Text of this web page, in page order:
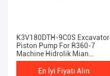
K3V180DTH-9C0S Excavator
Piston Pump For R360-7
Machine Hidrolik Mian
Pompası
En İyi Fiyatı Alın